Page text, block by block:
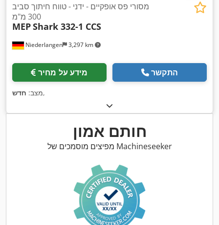
Niederlangen 3,297 km
מסורי פס אופקיים - ידני - טווח חיתוך סביב
300 מ"מ
MEPShark 332-1 CCS
מידע על מחיר התקשר
מצב: חדש ,
חותם אמון
מפיצים מוסמכים של Machineseeker